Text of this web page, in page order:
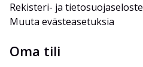
Rekisteri- ja tietosuojaseloste
Muuta evästeasetuksia
Oma tili